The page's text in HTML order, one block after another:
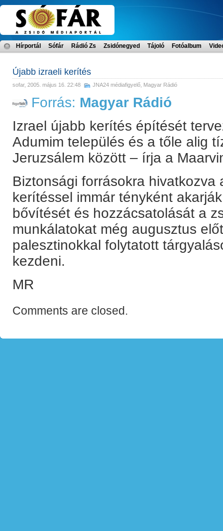
Hírportál Sófár Rádió Zs Zsidónegyed Tájoló Fotóalbum
Újabb izraeli kerítés
sofar, 2005. május 16. 22:48 JNA24 médiafigyelő Magyar Rádió
Forrás: Magyar Rádió
Izrael újabb kerítés építését
Adumim település és a tőle alig
Jeruzsálem között – írja a
Biztonsági forrásokra hivatkozva
kerítéssel immár tényként
bővítését és hozzácsatolását a
munkálatokat még augusztus
palesztinokkal folytatott
kezdeni.
MR
Comments are closed.